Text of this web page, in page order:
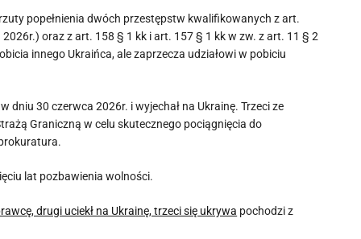
popełnienia dwóch przestępstw kwalifikowanych z art.
oraz z art. 158 § 1 kk i art. 157 § 1 kk w zw. z art. 11 § 2
innego Ukraińca, ale zaprzecza udziałowi w pobiciu
30 czerwca 2026r. i wyjechał na Ukrainę. Trzeci ze
Graniczną w celu skutecznego pociągnięcia do
lat pozbawienia wolności.
drugi uciekł na Ukrainę, trzeci się ukrywa pochodzi z